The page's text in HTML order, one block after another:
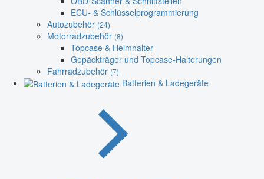
ECU- & Schlüsselprogrammierung
Autozubehör (24)
Motorradzubehör (8)
Topcase & Helmhalter
Gepäckträger und Topcase-Halterungen
Fahrradzubehör (7)
Batterien & Ladegeräte